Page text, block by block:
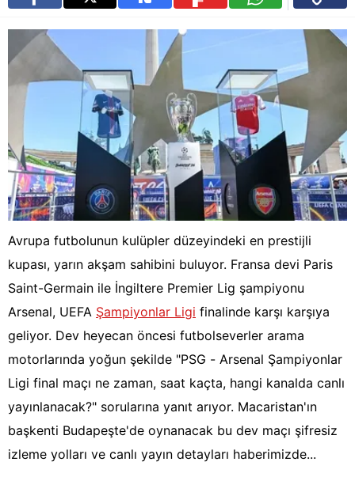
Avrupa futbolunun kulüpler düzeyindeki en prestijli
kupası, yarın akşam sahibini buluyor. Fransa devi Paris
Saint-Germain ile İngiltere Premier Lig şampiyonu
Arsenal, UEFA Şampiyonlar Ligi finalinde karşı karşıya
geliyor. Dev heyecan öncesi futbolseverler arama
motorlarında yoğun şekilde "PSG - Arsenal Şampiyonlar
Ligi final maçı ne zaman, saat kaçta, hangi kanalda canlı
yayınlanacak?" sorularına yanıt arıyor. Macaristan'ın
başkenti Budapeşte'de oynanacak bu dev maçı şifresiz
izleme yolları ve canlı yayın detayları haberimizde...